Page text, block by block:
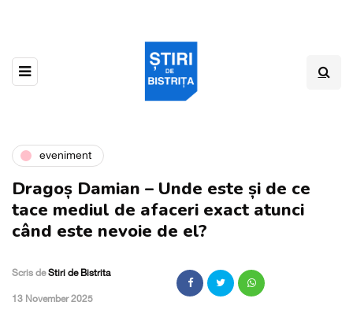
eveniment
Dragoș Damian – Unde este și de ce
tace mediul de afaceri exact atunci
când este nevoie de el?
Scris deStiri de Bistrita
,13 November 2025